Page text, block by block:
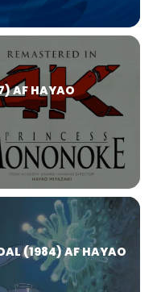
AF HAYAO
(1984) AF HAYAO